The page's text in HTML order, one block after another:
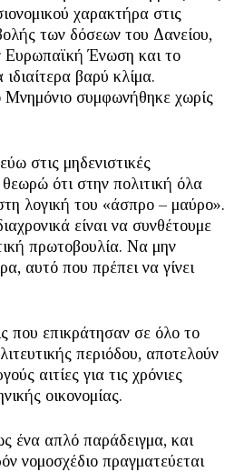
χαρακτήρα στις
των δόσεων του Δανείου,
Ευρωπαϊκή Ένωση και το
βαρύ κλίμα.
Μνημόνιο συμφωνήθηκε χωρίς
στις μηδενιστικές
θεωρώ ότι στην πολιτική όλα
λογική του «άσπρο – μαύρο».
είναι να συνθέτουμε
πρωτοβουλία. Να μην
αυτό που πρέπει να γίνει
που επικράτησαν σε όλο το
περιόδου, αποτελούν
αιτίες για τις χρόνιες
οικονομίας.
ένα απλό παράδειγμα, και
νομοσχέδιο πραγματεύεται